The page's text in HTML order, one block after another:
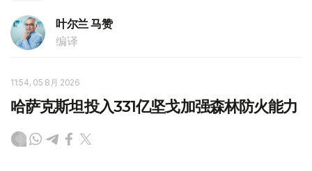
叶尔兰 马赞
编译
11:54, 05 8月 2026
哈萨克斯坦投入331亿坚戈加强森林防火能力